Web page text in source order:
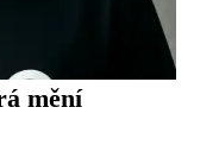
mění